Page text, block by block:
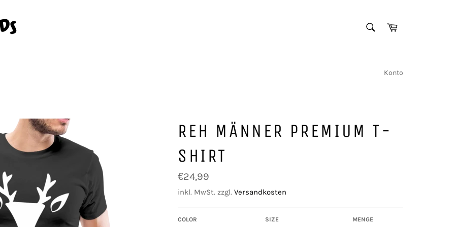
Warenkorb
Konto
REH MÄNNER PREMIUM T-
SHIRT
Normaler
Preis
€24,99
inkl. MwSt. zzgl. Versandkosten
COLOR SIZE MENGE